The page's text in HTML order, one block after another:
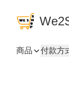
商品 付款方